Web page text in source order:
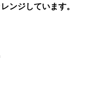
ンジしています。